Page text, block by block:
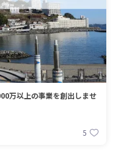
万以上の事業を創出しませ
5